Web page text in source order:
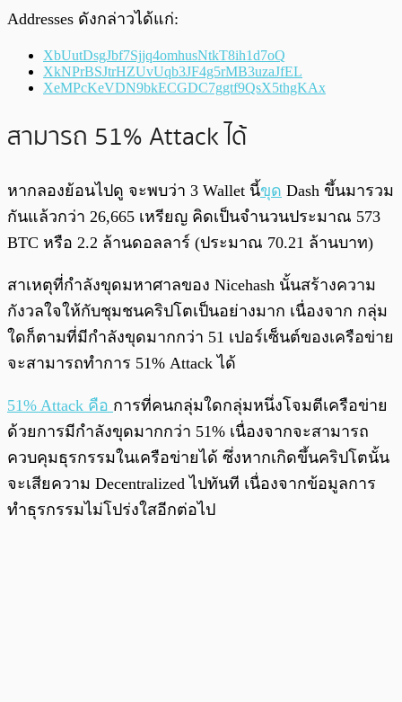
Addresses ดังกล่าวได้แก่:
XbUutDsgJbf7Sjjq4omhusNtkT8ih1d7oQ
XkNPrBSJtrHZUvUqb3JF4g5rMB3uzaJfEL
XeMPcKeVDN9bkECGDC7ggtf9QsX5thgKAx
สามารถ 51% Attack ได้
หากลองย้อนไปดู จะพบว่า 3 Wallet นี้ขุด Dash ขึ้นมารวม
กันแล้วกว่า 26,665 เหรียญ คิดเป็นจำนวนประมาณ 573
BTC หรือ 2.2 ล้านดอลลาร์ (ประมาณ 70.21 ล้านบาท)
สาเหตุที่กำลังขุดมหาศาลของ Nicehash นั้นสร้างความ
กังวลใจให้กับชุมชนคริปโตเป็นอย่างมาก เนื่องจาก กลุ่ม
ใดก็ตามที่มีกำลังขุดมากกว่า 51 เปอร์เซ็นต์ของเครือข่าย
จะสามารถทำการ 51% Attack ได้
51% Attack คือ การที่คนกลุ่มใดกลุ่มหนึ่งโจมตีเครือข่าย
ด้วยการมีกำลังขุดมากกว่า 51% เนื่องจากจะสามารถ
ควบคุมธุรกรรมในเครือข่ายได้ ซึ่งหากเกิดขึ้นคริปโตนั้น
จะเสียความ Decentralized ไปทันที เนื่องจากข้อมูลการ
ทำธุรกรรมไม่โปร่งใสอีกต่อไป